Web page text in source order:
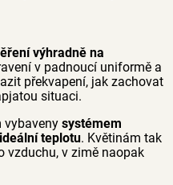
výhradně na
v padnoucí uniformě a
překvapení, jak zachovat
situaci.
vybaveny systémem
teplotu. Květinám tak
vzduchu, v zimě naopak